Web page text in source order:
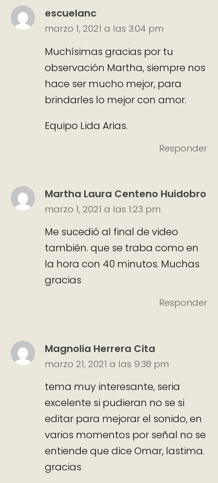
escuelanc
marzo 1, 2021 a las 3:04 pm
Muchísimas gracias por tu
observación Martha, siempre nos
hace ser mucho mejor, para
brindarles lo mejor con amor.
Equipo Lida Arias.
Responder
Martha Laura Centeno Huidobro
marzo 1, 2021 a las 1:23 pm
Me sucedió al final de video
también. que se traba como en
la hora con 40 minutos. Muchas
gracias
Responder
Magnolia Herrera Cita
marzo 21, 2021 a las 9:38 pm
tema muy interesante, seria
excelente si pudieran no se si
editar para mejorar el sonido, en
varios momentos por señal no se
entiende que dice Omar, lastima.
gracias